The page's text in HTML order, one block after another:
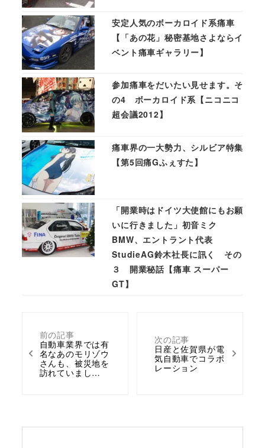
前の記事
自動車業界では有
名なあのモリゾウ
さんも、被災地を
訪れていまし…
次の記事
日産と佐賀県が電
気自動車でコラボ
レーション
安定人気のボーカロイド系痛車
【「あの花」秘密基地さよならイ
ベント痛車ギャラリー】
参加痛車をだいたい見せます。そ
の4 ボーカロイド系【ニコニコ
超会議2012】
痛車界の一大勢力、シルビア特集
【第5回痛Gふぇすた】
「開業時はドイツ大使館にもお願
いに行きました」初音ミク
BMW、エントラント代表
StudieAG鈴木社長に訊く その
３ 開業秘話【痛車 スーパー
GT】